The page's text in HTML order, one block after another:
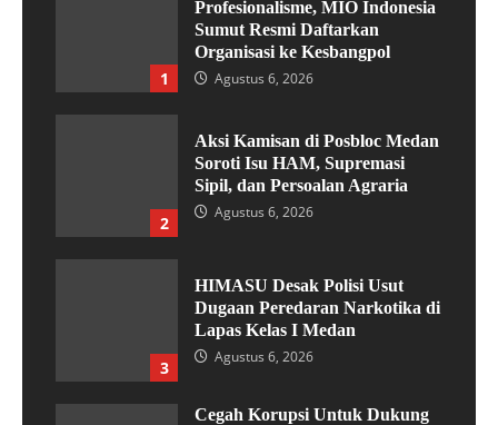
1
Profesionalisme, MIO Indonesia
Sumut Resmi Daftarkan
Organisasi ke Kesbangpol
Agustus 6, 2026
2
Aksi Kamisan di Posbloc Medan
Soroti Isu HAM, Supremasi
Sipil, dan Persoalan Agraria
Agustus 6, 2026
3
HIMASU Desak Polisi Usut
Dugaan Peredaran Narkotika di
Lapas Kelas I Medan
Agustus 6, 2026
Cegah Korupsi Untuk Dukung